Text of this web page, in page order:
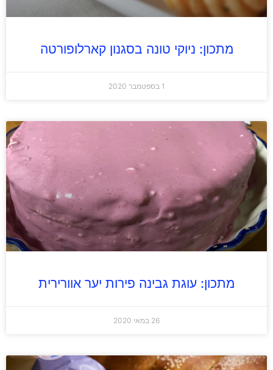
מתכון: ניוקי טונה בסגנון קארלופורטה
1 בספטמבר 2020
מתכון: עוגת גבינה פירות יער אוורירית
26 במאי 2020